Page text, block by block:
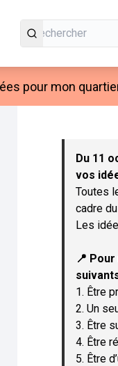
pour mon
Passer la carte
Du 11
vos
Toutes
cadre du
Les
📍
1. Être
2. Un
3. Être
4. Être
5. Être